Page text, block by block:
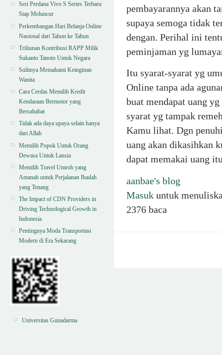
Seri Perdana Vivo S Series Terbaru
Siap Meluncur
Perkembangan Hari Belanja Online
Nasional dari Tahun ke Tahun
Triliunan Kontribusi RAPP Milik
Sukanto Tanoto Untuk Negara
Sulitnya Memahami Keinginan
Wanita
Cara Cerdas Memilih Kredit
Kendaraan Bermotor yang
Bersahabat
Tidak ada daya upaya selain hanya
dari Allah
Memilih Popok Untuk Orang
Dewasa Untuk Lansia
Memilih Travel Umroh yang
Amanah untuk Perjalanan Ibadah
yang Tenang
The Impact of CDN Providers in
Driving Technological Growth in
Indonesia
Pentingnya Moda Transportasi
Modern di Era Sekarang
Universitas Gunadarma
pembayarannya akan
supaya semoga tidak
dengan. Perihal ini
peminjaman yg
Itu syarat-syarat yg
Online tanpa ada
buat mendapat uang
syarat yg tampak
Kamu lihat. Dgn
uang akan dikasihkan
dapat memakai uang
aanbae's blog
Masuk untuk
2376 baca